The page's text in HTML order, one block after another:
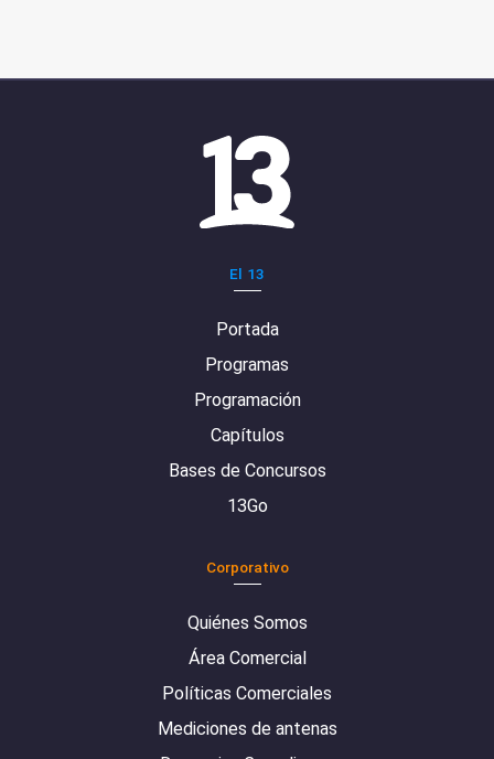
El 13
Portada
Programas
Programación
Capítulos
Bases de Concursos
13Go
Corporativo
Quiénes Somos
Área Comercial
Políticas Comerciales
Mediciones de antenas